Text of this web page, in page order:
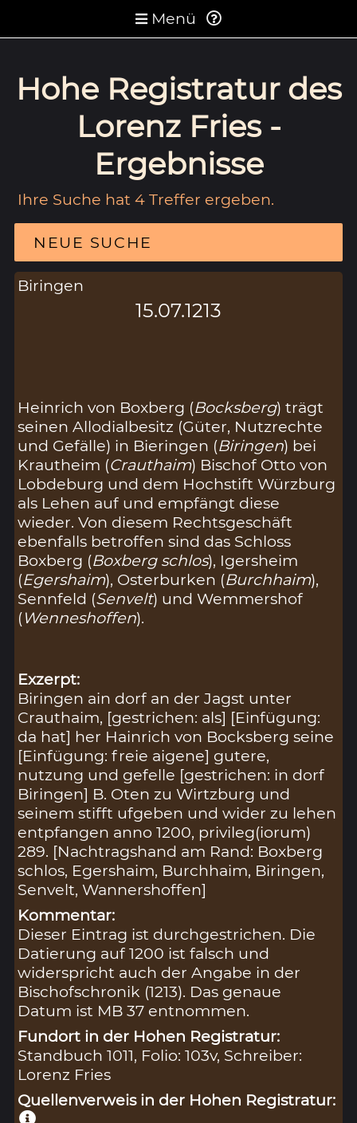
Menü
Hohe Registratur des
Lorenz Fries -
Ergebnisse
Ihre Suche hat 4 Treffer ergeben.
NEUE SUCHE
Biringen
15.07.1213
Heinrich von Boxberg (Bocksberg) trägt
seinen Allodialbesitz (Güter, Nutzrechte
und Gefälle) in Bieringen (Biringen) bei
Krautheim (Crauthaim) Bischof Otto von
Lobdeburg und dem Hochstift Würzburg
als Lehen auf und empfängt diese
wieder. Von diesem Rechtsgeschäft
ebenfalls betroffen sind das Schloss
Boxberg (Boxberg schlos), Igersheim
(Egershaim), Osterburken (Burchhaim),
Sennfeld (Senvelt) und Wemmershof
(Wenneshoffen).
Exzerpt:
Biringen ain dorf an der Jagst unter
Crauthaim, [gestrichen: als] [Einfügung:
da hat] her Hainrich von Bocksberg seine
[Einfügung: freie aigene] gutere,
nutzung und gefelle [gestrichen: in dorf
Biringen] B. Oten zu Wirtzburg und
seinem stifft ufgeben und wider zu lehen
entpfangen anno 1200, privileg(iorum)
289. [Nachtragshand am Rand: Boxberg
schlos, Egershaim, Burchhaim, Biringen,
Senvelt, Wannershoffen]
Kommentar:
Dieser Eintrag ist durchgestrichen. Die
Datierung auf 1200 ist falsch und
widerspricht auch der Angabe in der
Bischofschronik (1213). Das genaue
Datum ist MB 37 entnommen.
Fundort in der Hohen Registratur:
Standbuch 1011, Folio: 103v, Schreiber:
Lorenz Fries
Quellenverweis in der Hohen Registratur: